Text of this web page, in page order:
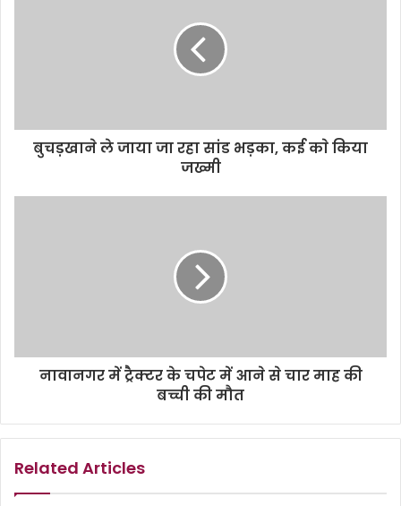
e
बुचड़खाने ले जाया जा रहा सांड भड़का, कई काे किया
जख्मी
नावानगर में ट्रैक्टर के चपेट में आने से चार माह की
बच्ची की मौत
Related Articles